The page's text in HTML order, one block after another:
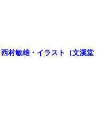
西村敏雄・イラスト（文溪堂